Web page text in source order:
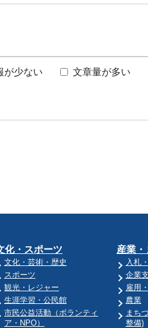
が少ない 文章量が多い
化・スポーツ
文化・芸術・歴史
スポーツ
観光・レジャー
生涯学習・公民館
市民公益活動（ボランティ
ア・NPO）
産業
入札
企業
雇用
農業
まち
整備)